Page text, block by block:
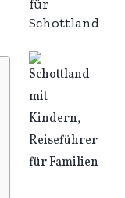
für
Schottland